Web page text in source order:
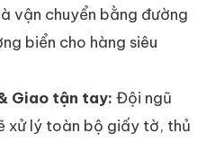
vận chuyển bằng đường
biển cho hàng siêu
Giao tận tay: Đội ngũ
xử lý toàn bộ giấy tờ, thủ